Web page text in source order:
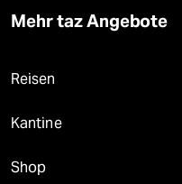
Mehr taz Angebote
Reisen
Kantine
Shop